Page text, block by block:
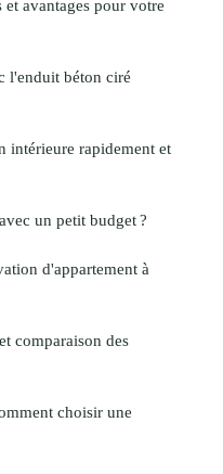
avantages pour votre
l'enduit béton ciré
intérieure rapidement et
un petit budget ?
d'appartement à
comparaison des
choisir une